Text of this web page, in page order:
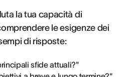
la tua capacità di
le esigenze dei
di risposte:
sfide attuali?"